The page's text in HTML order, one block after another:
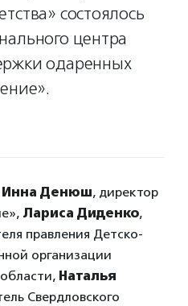
состоялось
центра
одаренных
Инна Денюш, директор
Лариса Диденко,
правления Детско-
организации
Наталья
Свердловского